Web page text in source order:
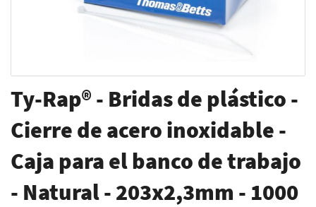
comienzo
de
la
galería
de
Ty-Rap® - Bridas de plástico -
Cierre de acero inoxidable -
Caja para el banco de trabajo
- Natural - 203x2,3mm - 1000